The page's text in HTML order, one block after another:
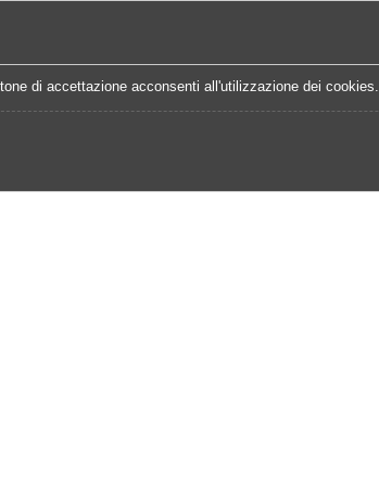
di accettazione acconsenti all'utilizzazione dei cookies.